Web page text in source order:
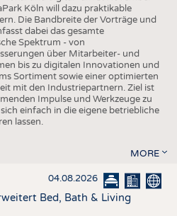
Köln will dazu praktikable
Die Bandbreite der Vorträge und
dabei das gesamte
Spektrum - von
über Mitarbeiter- und
bis zu digitalen Innovationen und
Sortiment sowie einer optimierten
mit den Industriepartnern. Ziel ist
Impulse und Werkzeuge zu
einfach in die eigene betriebliche
lassen.
MORE
04.08.2026
Bed, Bath & Living